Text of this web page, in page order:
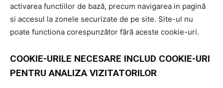
activarea functiilor de bază, precum navigarea in pagină
si accesul la zonele securizate de pe site. Site-ul nu
poate functiona corespunzător fără aceste cookie-uri.
COOKIE-URILE NECESARE INCLUD COOKIE-URI
PENTRU ANALIZA VIZITATORILOR